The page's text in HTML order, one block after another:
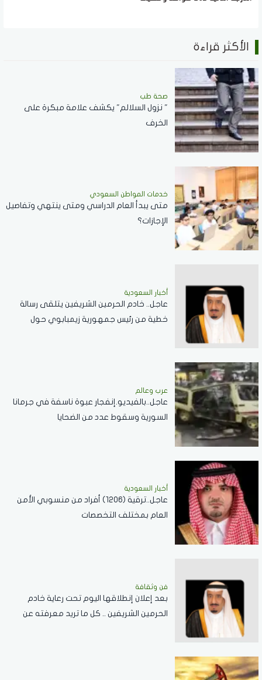
الأكثر قراءة
صحة طب
" نزول السلالم" يكشف علامة مبكرة على
الخرف
خدمات المواطن السعودي
‏متى يبدأ العام الدراسي ومتى ينتهي وتفاصيل
الإجازات؟
أخبار السعودية
عاجل.. خادم الحرمين الشريفين يتلقى رسالة
خطية من رئيس جمهورية زيمبابوي حول
عرب وعالم
عاجل..بالفيديو.إنفجار عبوة ناسفة في جرمانا
السورية وسقوط عدد من الضحايا
أخبار السعودية
عاجل..ترقية (1206) أفراد من منسوبي الأمن
العام بمختلف التخصصات
فن وثقافة
بعد إعلان إنطلاقها اليوم تحت رعاية خادم
الحرمين الشريفين .. كل ما تريد معرفته عن